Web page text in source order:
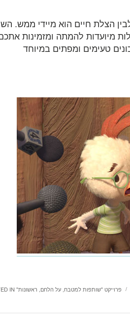
הצלת חיים הוא מיידי ממש.
מיועדות להמתה ומזמינות
טעימים ומפתים במיוחד
IN "פרוייקט "שותפות למטבח, על הלחם, ראשונות /